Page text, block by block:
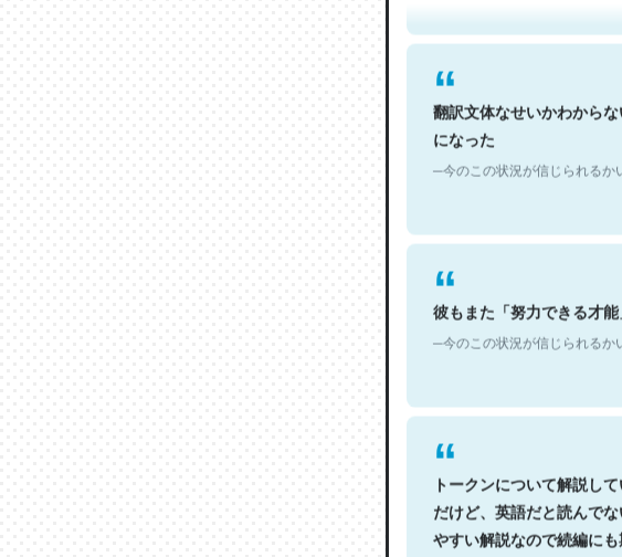
翻訳文体なせいかわから
になった
─今のこの状況が信じられるか
彼もまた「努力できる才能
─今のこの状況が信じられるか
トークンについて解説し
だけど、英語だと読んで
やすい解説なので続編にも
─GPTの仕組みと限界について